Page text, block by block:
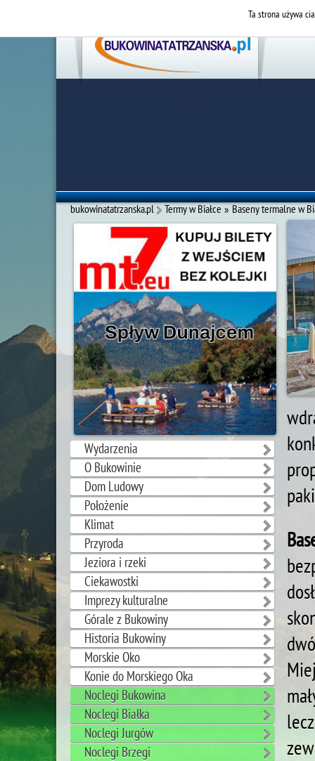
bukowinatatrzanska.pl Termy w Białce » Baseny termalne w
Wydarzenia
O Bukowinie
Dom Ludowy
Położenie
Klimat
Przyroda
Jeziora i rzeki
Ciekawostki
Imprezy kulturalne
Górale z Bukowiny
Historia Bukowiny
Morskie Oko
Konie do Morskiego Oka
Noclegi Bukowina
Noclegi Białka
Noclegi Jurgów
Noclegi Brzegi
Ta strona używa